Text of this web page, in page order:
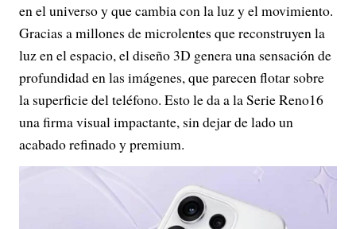
en el universo y que cambia con la luz y el movimiento.
Gracias a millones de microlentes que reconstruyen la
luz en el espacio, el diseño 3D genera una sensación de
profundidad en las imágenes, que parecen flotar sobre
la superficie del teléfono. Esto le da a la Serie Reno16
una firma visual impactante, sin dejar de lado un
acabado refinado y premium.